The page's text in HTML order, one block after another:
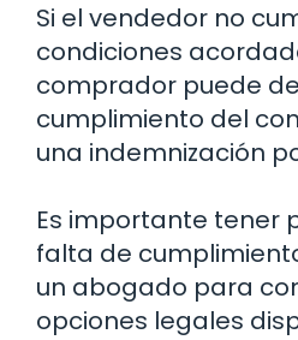
Si el vendedor no
condiciones
comprador puede
cumplimiento del
una indemnización
Es importante tener
falta de
un abogado para
opciones legales